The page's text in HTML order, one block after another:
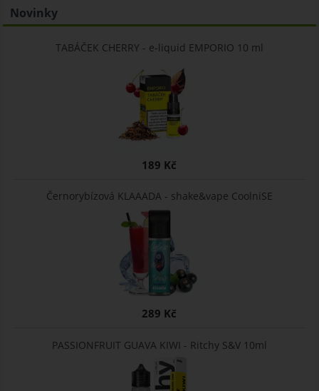
Novinky
TABÁČEK CHERRY - e-liquid EMPORIO 10 ml
189 Kč
Černorybízová KLAAADA - shake&vape CoolniSE
289 Kč
PASSIONFRUIT GUAVA KIWI - Ritchy S&V 10ml